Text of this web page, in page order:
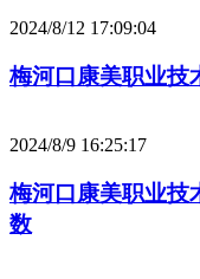
2024/8/12 17:09:04
梅河口康美职业技
2024/8/9 16:25:17
梅河口康美职业技
数